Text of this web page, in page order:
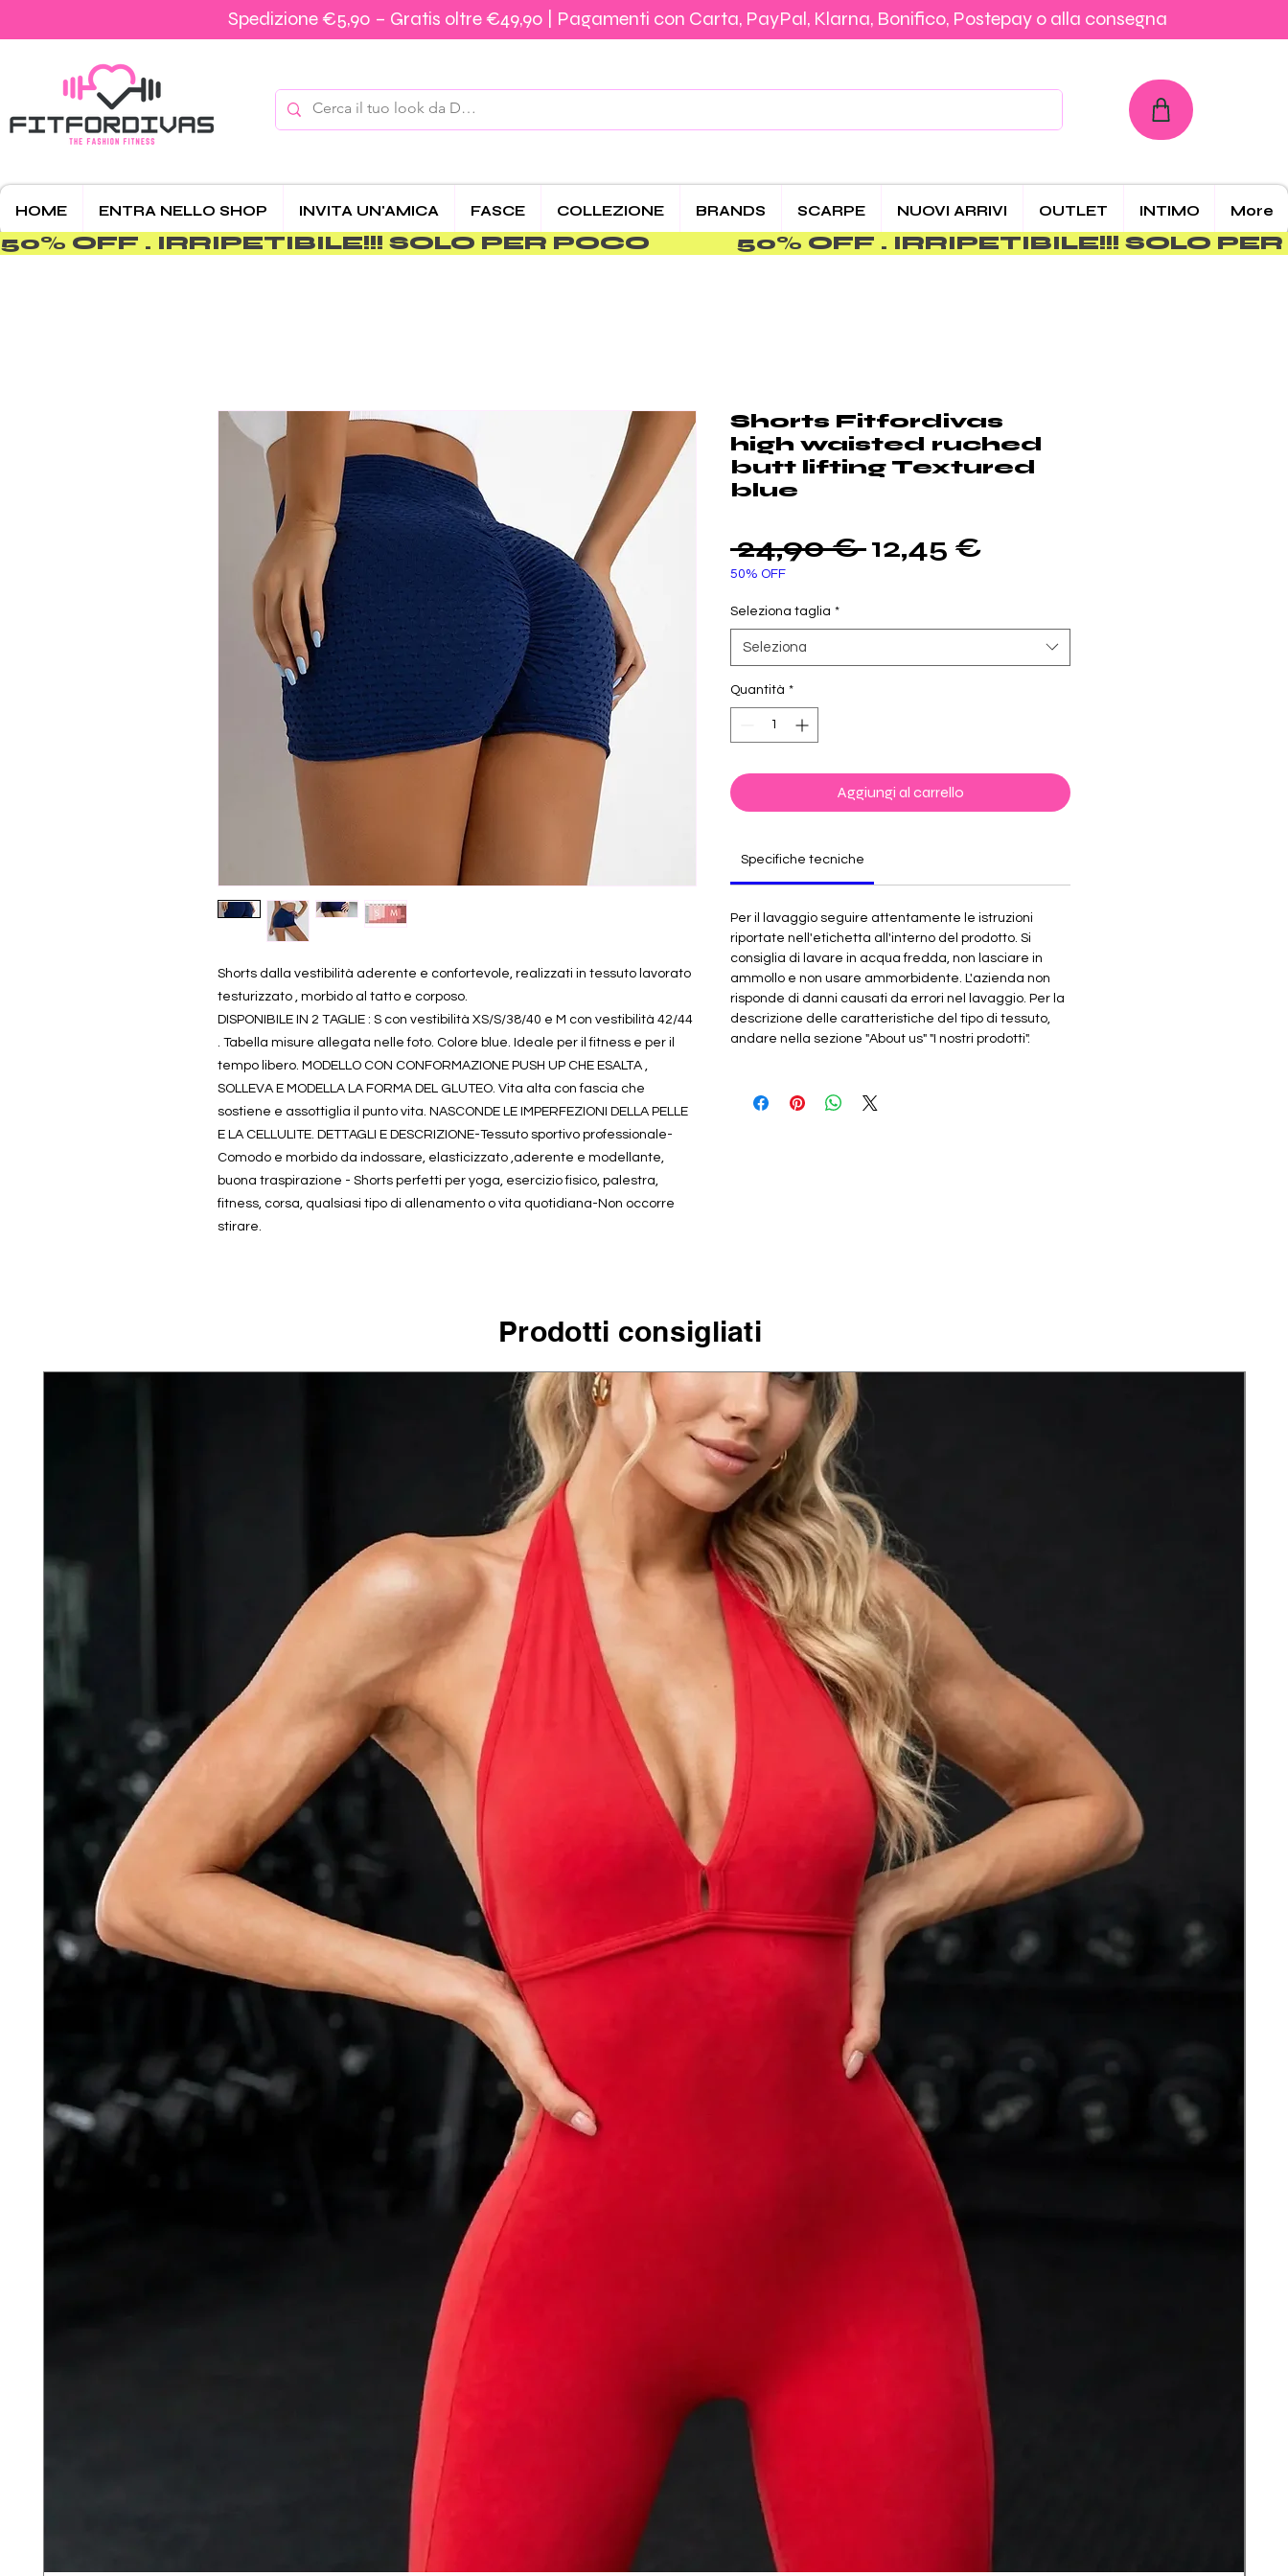
Spedizione €5,90 – Gratis da €39,90 | Pagamenti con Carta, PayPal, Klarna, Bonifico, Postepay o alla consegna
Spedizione €5,90 – Gratis oltre €49,90 | Pagamenti con Carta, PayPal, Klarna, Bonifico, Postepay o alla consegna
HOME ENTRA NELLO SHOP INVITA UN'AMICA FASCE COLLEZIONE BRANDS SCARPE NUOVI ARRIVI OUTLET INTIMO More
50% OFF . IRRIPETIBILE!!! SOLO PER POCO
Shorts dalla vestibilità aderente e confortevole, realizzati in tessuto lavorato
testurizzato , morbido al tatto e corposo.
DISPONIBILE IN 2 TAGLIE : S con vestibilità XS/S/38/40 e M con vestibilità 42/44
. Tabella misure allegata nelle foto. Colore blue. Ideale per il fitness e per il
tempo libero. MODELLO CON CONFORMAZIONE PUSH UP CHE ESALTA ,
SOLLEVA E MODELLA LA FORMA DEL GLUTEO. Vita alta con fascia che
sostiene e assottiglia il punto vita. NASCONDE LE IMPERFEZIONI DELLA PELLE
E LA CELLULITE. DETTAGLI E DESCRIZIONE-Tessuto sportivo professionale-
Comodo e morbido da indossare, elasticizzato ,aderente e modellante,
buona traspirazione - Shorts perfetti per yoga, esercizio fisico, palestra,
fitness, corsa, qualsiasi tipo di allenamento o vita quotidiana-Non occorre
stirare.
Shorts Fitfordivas
high waisted ruched
butt lifting Textured
blue
24,90 € Prezzo
12,45 €
50% OFF
Seleziona taglia *
Seleziona
Quantità *
Aggiungi al carrello
Specifiche tecniche
Per il lavaggio seguire attentamente le istruzioni
riportate nell'etichetta all'interno del prodotto. Si
consiglia di lavare in acqua fredda, non lasciare in
ammollo e non usare ammorbidente. L'azienda non
risponde di danni causati da errori nel lavaggio. Per la
descrizione delle caratteristiche del tipo di tessuto,
andare nella sezione "About us" "I nostri prodotti".
Prodotti consigliati